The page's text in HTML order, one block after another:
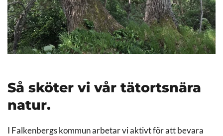
Så sköter vi vår tätortsnära
natur.
I Falkenbergs kommun arbetar vi aktivt för att bevara